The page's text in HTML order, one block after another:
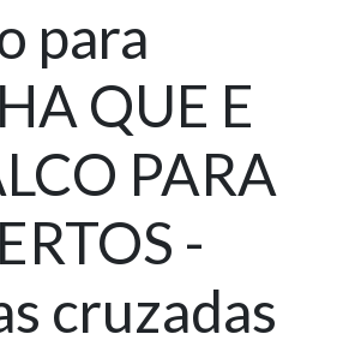
para
QUE E
PARA
-
cruzadas